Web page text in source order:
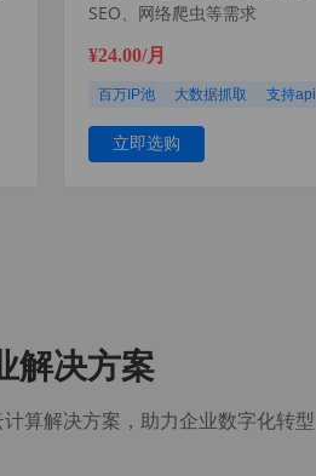
SEO、网络爬虫等需求
¥24.00/月
百万IP池 大数据抓取 支持api
立即选购
解决方案
算解决方案，助力企业数字化转型